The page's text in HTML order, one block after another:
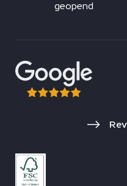
geopend